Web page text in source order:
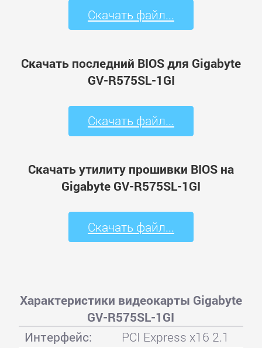
Скачать файл...
Скачать последний BIOS для Gigabyte
GV-R575SL-1GI
Скачать файл...
Скачать утилиту прошивки BIOS на
Gigabyte GV-R575SL-1GI
Скачать файл...
Характеристики видеокарты Gigabyte
GV-R575SL-1GI
Интерфейс:
PCI Express x16 2.1